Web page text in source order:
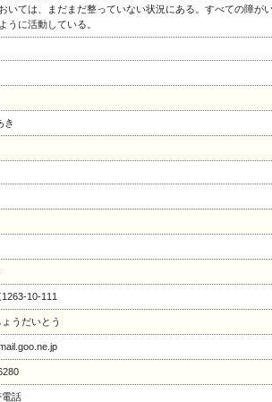
いては、まだまだ整っていない状況にある。すべての障が
うに活動している。
き
10-111
うだいとう
電話